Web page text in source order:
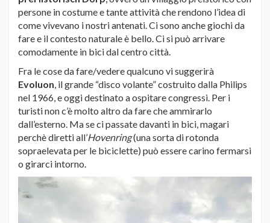
persone in costume e tante attività che rendono l’idea di
come vivevano i nostri antenati. Ci sono anche giochi da
fare e il contesto naturale è bello. Ci si può arrivare
comodamente in bici dal centro città.
Fra le cose da fare/vedere qualcuno vi suggerirà
Evoluon, il grande “disco volante” costruito dalla Philips
nel 1966, e oggi destinato a ospitare congressi. Per i
turisti non c’è molto altro da fare che ammirarlo
dall’esterno. Ma se ci passate davanti in bici, magari
perchè diretti all’Hovenring(una sorta di rotonda
sopraelevata per le biciclette) può essere carino fermarsi
o girarci intorno.